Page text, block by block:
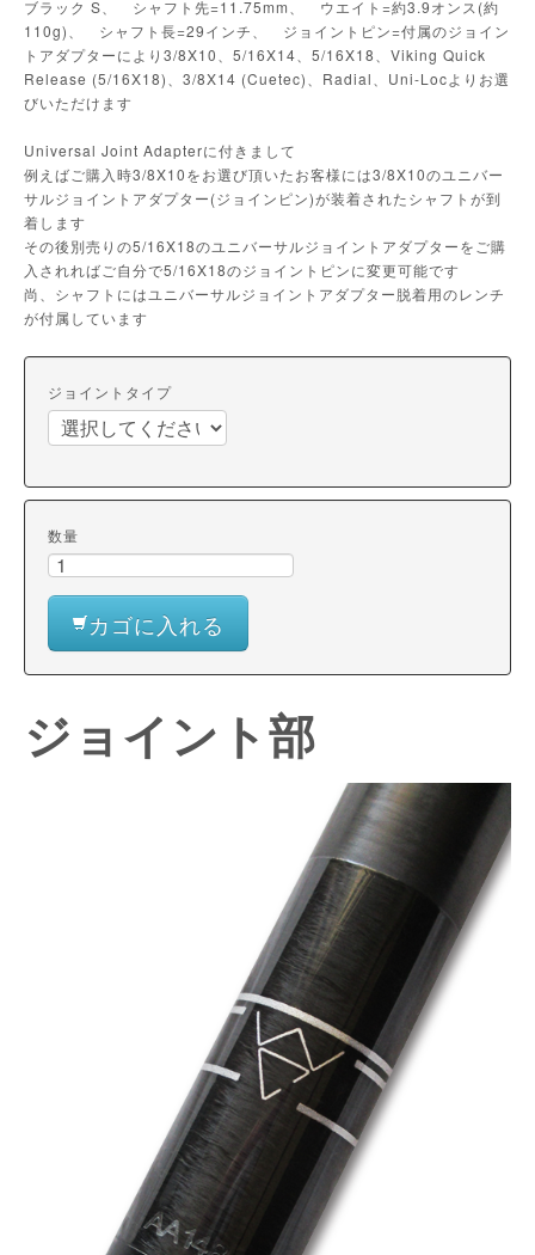
ブラック S、 シャフト先=11.75mm、 ウエイト=約3.9オンス(約
110g)、 シャフト長=29インチ、 ジョイントピン=付属のジョイン
トアダプターにより3/8X10、5/16X14、5/16X18、Viking Quick
Release (5/16X18)、3/8X14 (Cuetec)、Radial、Uni-Locよりお選
びいただけます
Universal Joint Adapterに付きまして
例えばご購入時3/8X10をお選び頂いたお客様には3/8X10のユニバー
サルジョイントアダプター(ジョインピン)が装着されたシャフトが到
着します
その後別売りの5/16X18のユニバーサルジョイントアダプターをご購
入されればご自分で5/16X18のジョイントピンに変更可能です
尚、シャフトにはユニバーサルジョイントアダプター脱着用のレンチ
が付属しています
ジョイントタイプ
数量
カゴに入れる
ジョイント部